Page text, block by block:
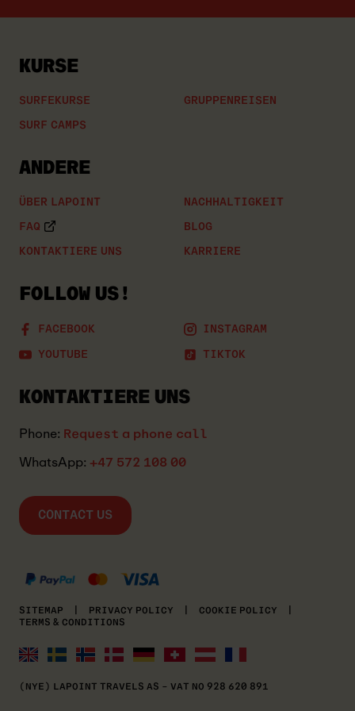
KURSE
SURFEKURSE GRUPPENREISEN
SURF CAMPS
ANDERE
ÜBER LAPOINT NACHHALTIGKEIT
FAQ BLOG
KONTAKTIERE UNS KARRIERE
FOLLOW US!
FACEBOOK INSTAGRAM
YOUTUBE TIKTOK
KONTAKTIERE UNS
Phone: Request a phone call
WhatsApp: +47 572 108 00
CONTACT US
SITEMAP PRIVACY POLICY COOKIE POLICY
TERMS & CONDITIONS
(NYE) LAPOINT TRAVELS AS – VAT NO 928 620 891